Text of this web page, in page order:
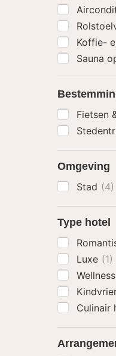
Koffie-
Sauna
Fietsen
Omgeving
Stad (4)
Type hotel
Luxe (1)
Wellness
Culinair